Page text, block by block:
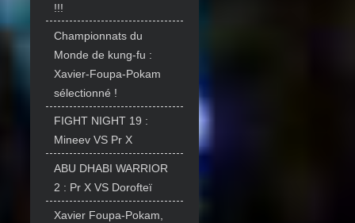
!!!
Championnats du
Monde de kung-fu :
Xavier-Foupa-Pokam
sélectionné !
FIGHT NIGHT 19 :
Mineev VS Pr X
ABU DHABI WARRIOR
2 : Pr X VS Dorofteï
Xavier Foupa-Pokam,